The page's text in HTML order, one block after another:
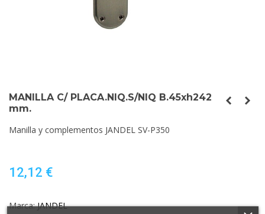
MANILLA C/ PLACA.NIQ.S/NIQ B.45xh242
mm.
Manilla y complementos JANDEL SV-P350
12,12 €
Marca: JANDEL